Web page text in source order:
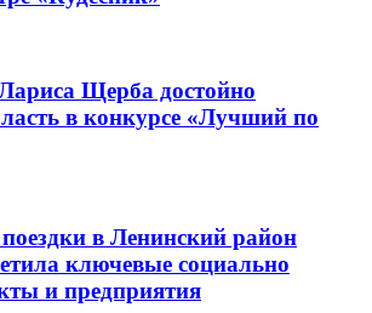
Щерба достойно
в конкурсе «Лучший по
в Ленинский район
ключевые социально
и предприятия